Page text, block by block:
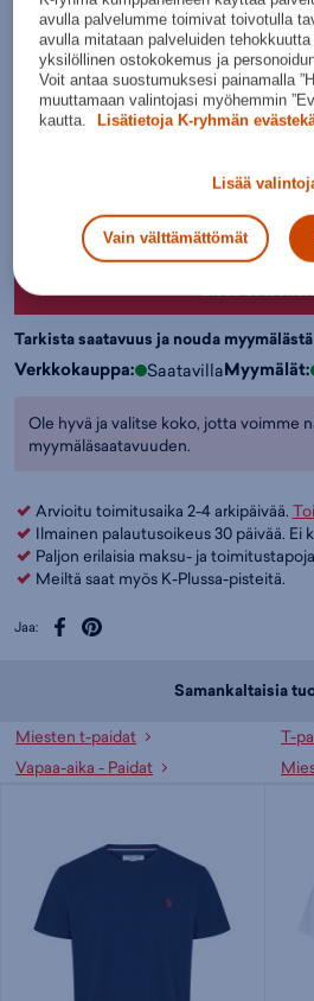
Lisätietoa
Värit:
M L XL
Lisää
Tarkista saatavuus ja nouda myymälästä
Verkkokauppa: SaatavillaMyymälät:
Ole hyvä ja valitse koko, jotta voimme
myymäläsaatavuuden.
Arvioitu toimitusaika 2-4 arkipäivää.
Ilmainen palautusoikeus 30 päivää. Ei
Paljon erilaisia maksu- ja
Meiltä saat myös K-Plussa-pisteitä.
Jaa:
Samankaltaisia
Miesten t-paidat
T-
Vapaa-aika - Paidat
avulla palvelumme toimivat toivotulla
avulla mitataan palveluiden
yksilöllinen ostokokemus ja
Voit antaa suostumuksesi painamalla
muuttamaan valintojasi myöhemmin
kautta.
Lisätietoja K-ryhmän
Lisää
Vain välttämättömät